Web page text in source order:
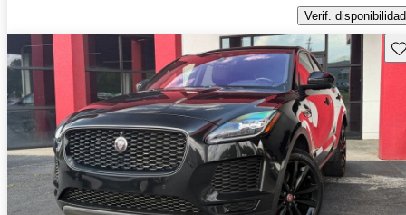
Verif. disponibilidad